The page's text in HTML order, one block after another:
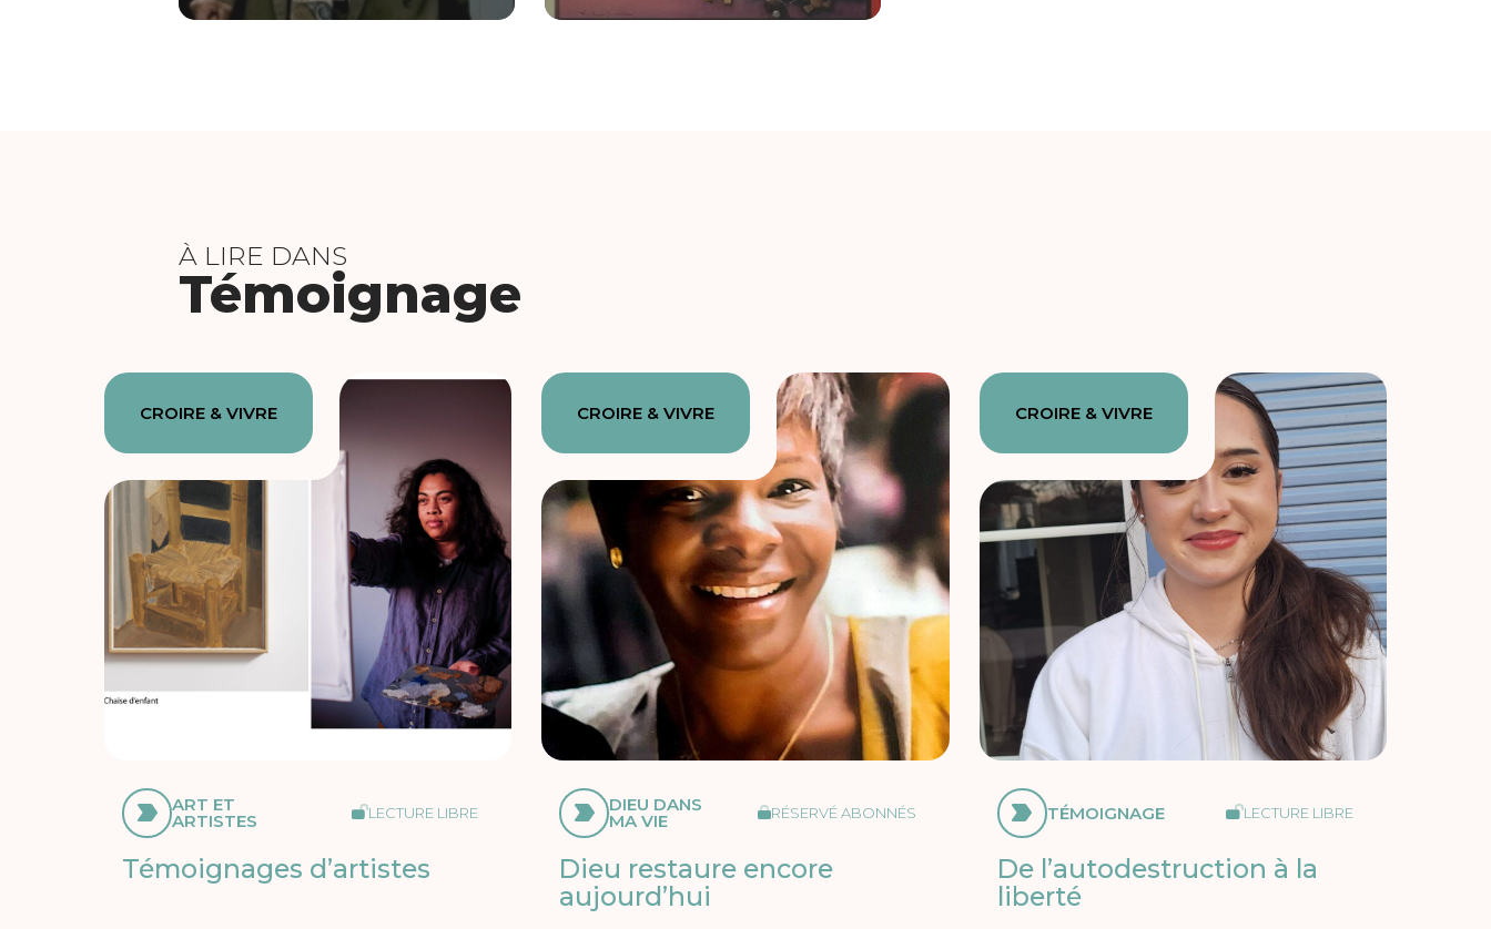
À LIRE DANS
Témoignage
CROIRE & VIVRE
ART ET
ARTISTES LECTURE LIBRE
Témoignages d’artistes
CROIRE & VIVRE
DIEU DANS
MA VIE RÉSERVÉ ABONNÉS
Dieu restaure encore
aujourd’hui
CROIRE & VIVRE
TÉMOIGNAGE LECTURE LIBRE
De l’autodestruction à la
liberté